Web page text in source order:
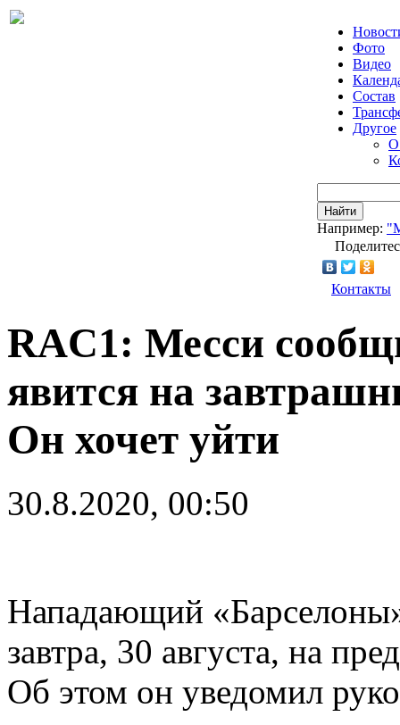
Фото
Видео
Состав
Другое
О
Найти
Например:
Контакты
RAC1: Месси
явится на
Он хочет уйти
30.8.2020, 00:50
Нападающий
завтра, 30 августа, на
Об этом он уведомил